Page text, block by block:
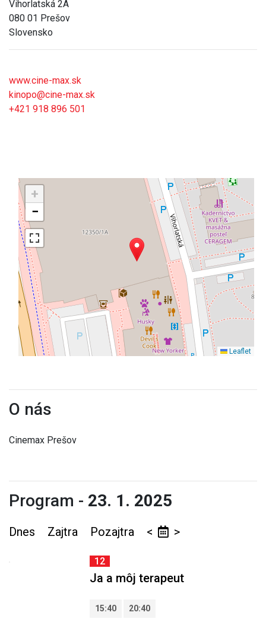
Vihorlatská 2A
080 01 Prešov
Slovensko
www.cine-max.sk
kinopo@cine-max.sk
+421 918 896 501
+
−
Leaflet
O nás
Cinemax Prešov
Program - 23. 1. 2025
Dnes Zajtra Pozajtra < >
12
Ja a môj terapeut
15:40 20:40